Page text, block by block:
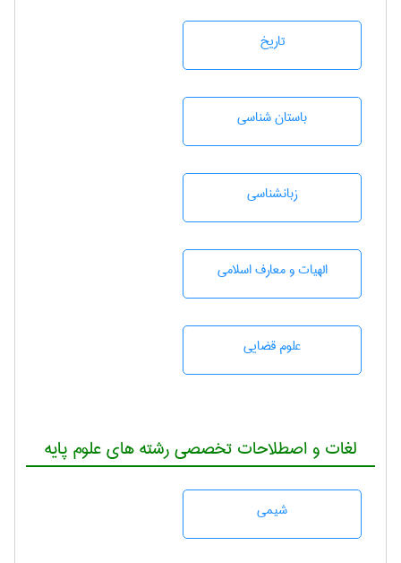
تاريخ
باستان شناسی
زبانشناسی
الهیات و معارف اسلامی
علوم قضایی
لغات و اصطلاحات تخصصی رشته های علوم پایه
شيمی